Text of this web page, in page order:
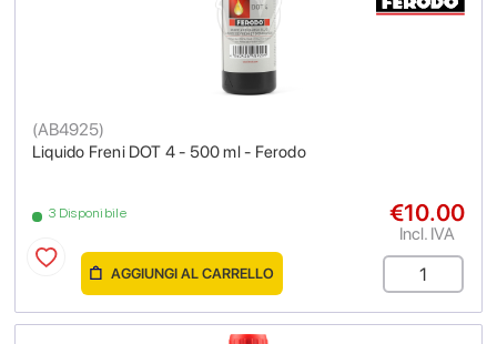
Liquido Freni DOT 4 - 500 ml - Ferodo
(AB4925)
3 Disponibile €10.00
Incl. IVA
AGGIUNGI AL CARRELLO